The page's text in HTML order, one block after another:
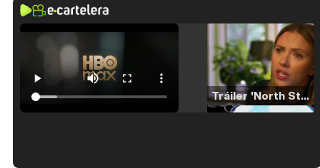
Tráiler 'North Star' (2023)